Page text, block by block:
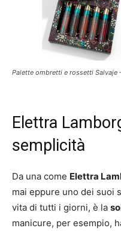
Palette ombretti e rossetti Salvaje
Elettra
semplicità
Da una come Elettra
mai eppure uno dei suoi
vita di tutti i giorni, è la
manicure, per esempio,